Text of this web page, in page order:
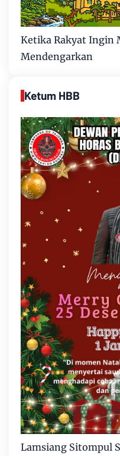
Ketika Rakyat Ingin
Mendengarkan
Ketum HBB
Lamsiang Sitompul